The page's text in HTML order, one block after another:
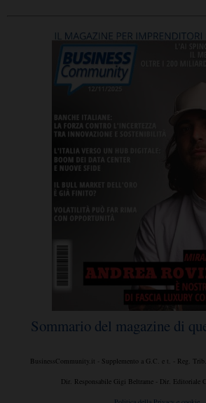
Sommario del magazine di
BusinessCommunity.it - Supplemento a G.C. e t. - Reg.
Dir. Responsabile Gigi Beltrame - Dir. Editoriale